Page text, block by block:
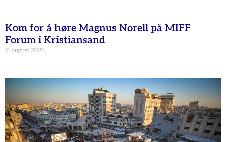
Kom for å høre Magnus Norell på MIFF
Forum i Kristiansand
7. august 2026